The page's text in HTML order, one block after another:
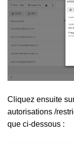
Cliquez ensuite
autorisations /
que ci-dessous :